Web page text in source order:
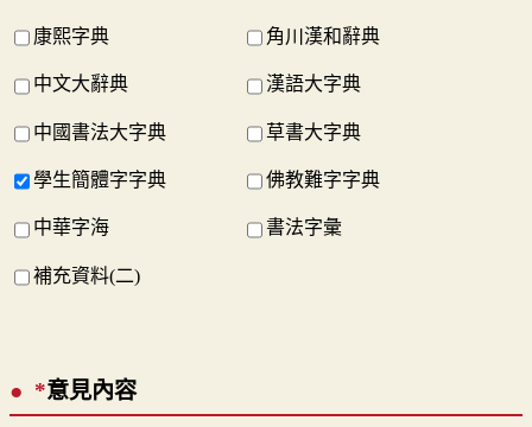
康熙字典 角川漢和辭典
中文大辭典 漢語大字典
中國書法大字典 草書大字典
學生簡體字字典 佛教難字字典
中華字海 書法字彙
補充資料(二)
*意見內容